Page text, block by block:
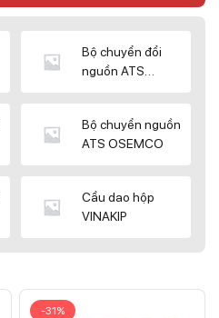
Bộ chuyển đổi
nguồn ATS
Bộ chuyển nguồn
ATS OSEMCO
Cầu dao hộp
VINAKIP
-31%